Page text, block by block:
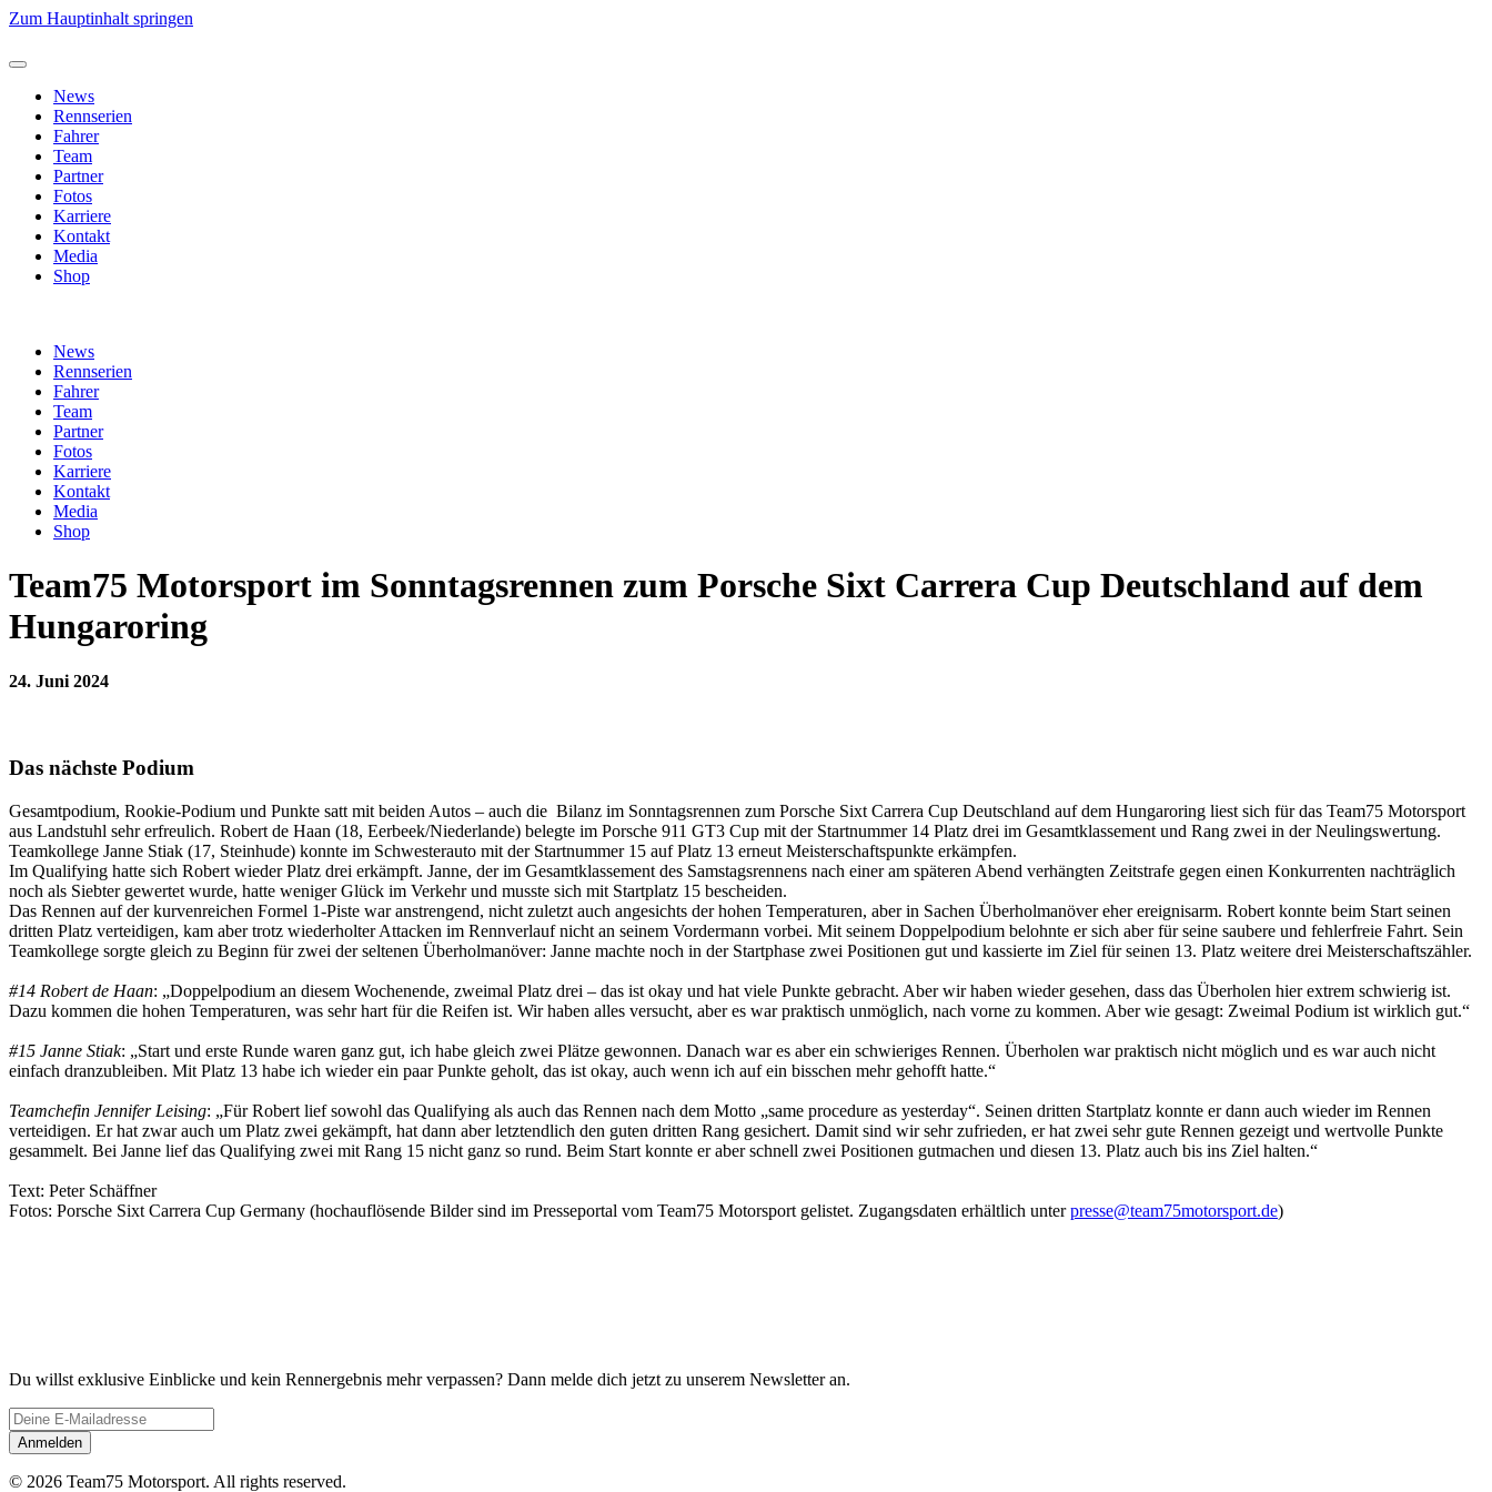
Zum Hauptinhalt springen
News
Rennserien
Fahrer
Team
Partner
Fotos
Karriere
Kontakt
Media
Shop
News
Rennserien
Fahrer
Team
Partner
Fotos
Karriere
Kontakt
Media
Shop
Team75 Motorsport im Sonntagsrennen zum Porsche Sixt Carrera Cup Deutschland auf dem
Hungaroring
24. Juni 2024
Das nächste Podium
Gesamtpodium, Rookie-Podium und Punkte satt mit beiden Autos – auch die Bilanz im Sonntagsrennen zum Porsche Sixt Carrera Cup Deutschland auf dem Hungaroring liest sich für das Team75 Motorsport
aus Landstuhl sehr erfreulich. Robert de Haan (18, Eerbeek/Niederlande) belegte im Porsche 911 GT3 Cup mit der Startnummer 14 Platz drei im Gesamtklassement und Rang zwei in der Neulingswertung.
Teamkollege Janne Stiak (17, Steinhude) konnte im Schwesterauto mit der Startnummer 15 auf Platz 13 erneut Meisterschaftspunkte erkämpfen.
Im Qualifying hatte sich Robert wieder Platz drei erkämpft. Janne, der im Gesamtklassement des Samstagsrennens nach einer am späteren Abend verhängten Zeitstrafe gegen einen Konkurrenten nachträglich
noch als Siebter gewertet wurde, hatte weniger Glück im Verkehr und musste sich mit Startplatz 15 bescheiden.
Das Rennen auf der kurvenreichen Formel 1-Piste war anstrengend, nicht zuletzt auch angesichts der hohen Temperaturen, aber in Sachen Überholmanöver eher ereignisarm. Robert konnte beim Start seinen
dritten Platz verteidigen, kam aber trotz wiederholter Attacken im Rennverlauf nicht an seinem Vordermann vorbei. Mit seinem Doppelpodium belohnte er sich aber für seine saubere und fehlerfreie Fahrt. Sein
Teamkollege sorgte gleich zu Beginn für zwei der seltenen Überholmanöver: Janne machte noch in der Startphase zwei Positionen gut und kassierte im Ziel für seinen 13. Platz weitere drei Meisterschaftszähler.
#14 Robert de Haan: „Doppelpodium an diesem Wochenende, zweimal Platz drei – das ist okay und hat viele Punkte gebracht. Aber wir haben wieder gesehen, dass das Überholen hier extrem schwierig ist.
Dazu kommen die hohen Temperaturen, was sehr hart für die Reifen ist. Wir haben alles versucht, aber es war praktisch unmöglich, nach vorne zu kommen. Aber wie gesagt: Zweimal Podium ist wirklich gut.“
#15 Janne Stiak: „Start und erste Runde waren ganz gut, ich habe gleich zwei Plätze gewonnen. Danach war es aber ein schwieriges Rennen. Überholen war praktisch nicht möglich und es war auch nicht
einfach dranzubleiben. Mit Platz 13 habe ich wieder ein paar Punkte geholt, das ist okay, auch wenn ich auf ein bisschen mehr gehofft hatte.“
Teamchefin Jennifer Leising: „Für Robert lief sowohl das Qualifying als auch das Rennen nach dem Motto „same procedure as yesterday“. Seinen dritten Startplatz konnte er dann auch wieder im Rennen
verteidigen. Er hat zwar auch um Platz zwei gekämpft, hat dann aber letztendlich den guten dritten Rang gesichert. Damit sind wir sehr zufrieden, er hat zwei sehr gute Rennen gezeigt und wertvolle Punkte
gesammelt. Bei Janne lief das Qualifying zwei mit Rang 15 nicht ganz so rund. Beim Start konnte er aber schnell zwei Positionen gutmachen und diesen 13. Platz auch bis ins Ziel halten.“
Text: Peter Schäffner
Fotos: Porsche Sixt Carrera Cup Germany (hochauflösende Bilder sind im Presseportal vom Team75 Motorsport gelistet. Zugangsdaten erhältlich unterpresse@team75motorsport.de)
Du willst exklusive Einblicke und kein Rennergebnis mehr verpassen? Dann melde dich jetzt zu unserem Newsletter an.
© 2026 Team75 Motorsport. All rights reserved.